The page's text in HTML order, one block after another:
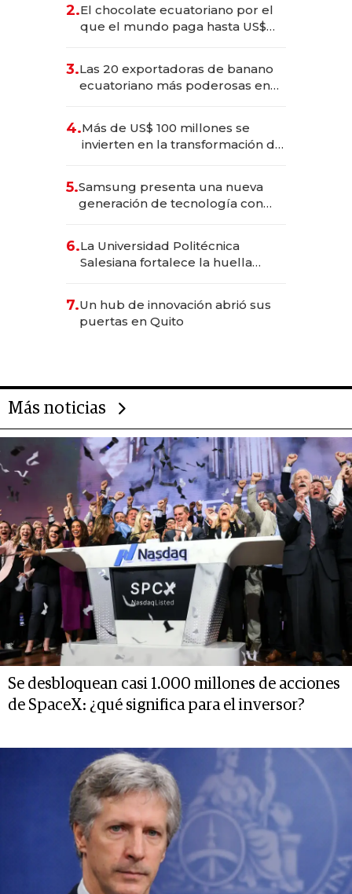
2.El chocolate ecuatoriano por el
que el mundo paga hasta US$
3.Las 20 exportadoras de banano
ecuatoriano más poderosas en
4.Más de US$ 100 millones se
invierten en la transformación de
5.Samsung presenta una nueva
generación de tecnología con
6.La Universidad Politécnica
Salesiana fortalece la huella
7.Un hub de innovación abrió sus
puertas en Quito
Más noticias
Se desbloquean casi 1.000 millones de acciones
de SpaceX: ¿qué significa para el inversor?